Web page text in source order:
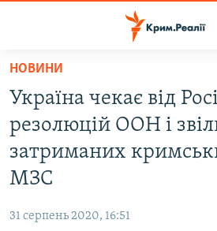
Перейти
основного
матеріалу
Перейти
до
основної
Перейти
ВОДА.КРИМ
ВІДЕО ТА ФОТО
ПОЛІТИКА
ПОГЛЯД
НОВИНИ
Україна чекає від
резолюцій ООН і
затриманих
МЗС
31 серпень 2020, 16:51